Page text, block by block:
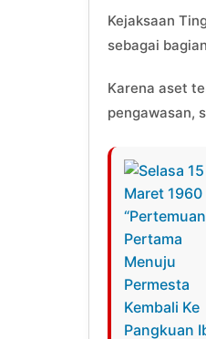
Kejaksaan
sebagai
Karena aset
pengawasan,